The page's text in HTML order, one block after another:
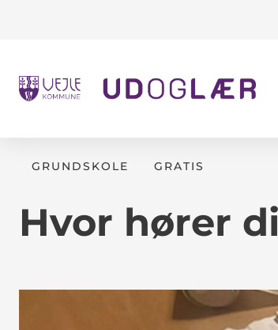
GRUNDSKOLE GRATIS
Hvor hører